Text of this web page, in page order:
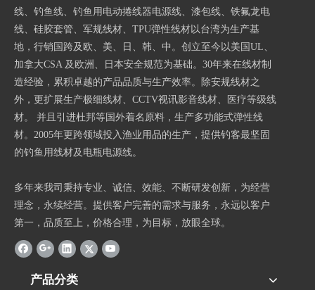
线、钓鱼线、钓鱼用电动捲线器电源线、漆包线、铁氟龙电
线、硅胶套管、军规线材、TPU弹性线材以台湾为生产基
地，行销国跨及欧、美、日、韩、中。创立至今以美国UL、
加拿大CSA 及欧洲、日本安全规范为基础。30年来在线材制
造经验，累积卓越的产品品质与生产效率。除安规线材之
外，更扩展生产极细线材、CCTV视讯影音线材、医疗等级线
材。 并且引进杜邦等国外着名原料，生产多功能式弹性线
材。2005年更跨领域投入渔业用品的生产，提供钓客最坚固
的钓鱼用线材及电瓶电源线。
多年来我司秉持专业、诚信、效能、不断研发创新，为经营
理念，永续经营。提供客户完善的需求与服务，永远以客户
第一，品质至上，价格合理，为目标，放眼全球。
产品分类